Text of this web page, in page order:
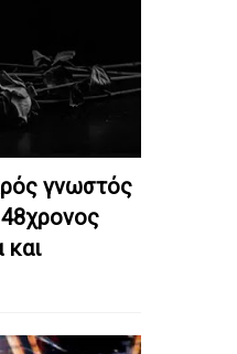
γνωστός
και